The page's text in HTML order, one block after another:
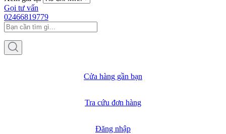
Gọi tư vấn
02466819779
Cửa hàng gần bạn
Tra cứu đơn hàng
Đăng nhập